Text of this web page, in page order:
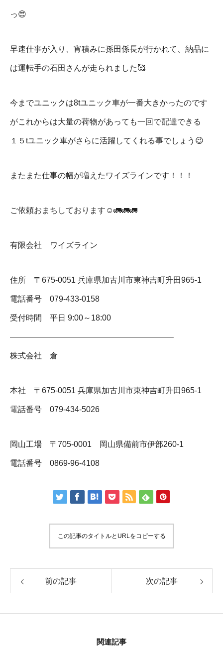
っ😍
早速仕事が入り、宵積みに孫田係長が行かれて、納品に
は運転手の石田さんが走られました🥰
今までユニックは8tユニック車が一番大きかったのです
がこれからは大量の荷物があっても一回で配達できる
１５tユニック車がさらに活躍してくれる事でしょう😉
またまた仕事の幅が増えたワイズラインです！！！
ご依頼おまちしております☺️🚛🚛🚛
有限会社 ワイズライン
住所 〒675-0051 兵庫県加古川市東神吉町升田965-1
電話番号 079-433-0158
受付時間 平日 9:00～18:00
————————————————————–
株式会社 倉
本社 〒675-0051 兵庫県加古川市東神吉町升田965-1
電話番号 079-434-5026
岡山工場 〒705-0001 岡山県備前市伊部260-1
電話番号 0869-96-4108
この記事のタイトルとURLをコピーする
前の記事 次の記事
関連記事